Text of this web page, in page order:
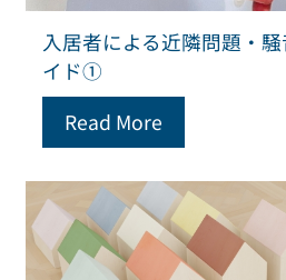
入居者による近隣問題・
イド①
Read More